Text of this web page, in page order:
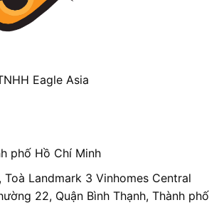
Eagle Asia
phố Hồ Chí Minh
Landmark 3 Vinhomes Central
22, Quận Bình Thạnh, Thành phố